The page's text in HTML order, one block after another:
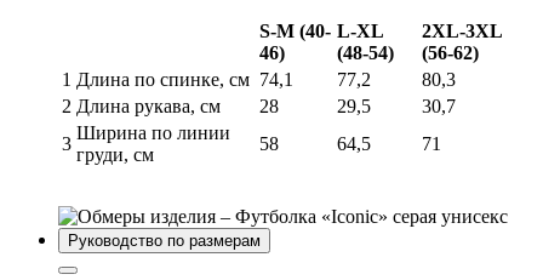
S-M (40-
46)
L-XL
(48-54)
2XL-3XL
(56-62)
1 Длина по спинке, см 74,1 77,2
80,3
2 Длина рукава, см 28 29,5
30,7
3
Ширина по линии
груди, см
58 64,5 71
Руководство по размерам